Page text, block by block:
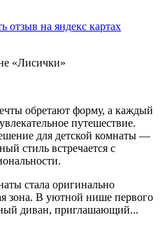
отзыв на яндекс картах
«Лисички»
обретают форму, а каждый
путешествие.
для детской комнаты —
стиль встречается с
стала оригинально
зона. В уютной нише первого
диван, приглашающий...